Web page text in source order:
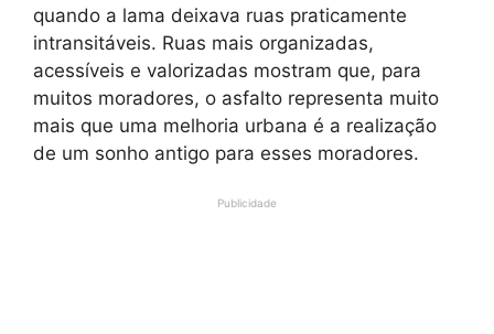
quando a lama deixava ruas praticamente
intransitáveis. Ruas mais organizadas,
acessíveis e valorizadas mostram que, para
muitos moradores, o asfalto representa muito
mais que uma melhoria urbana é a realização
de um sonho antigo para esses moradores.
Publicidade